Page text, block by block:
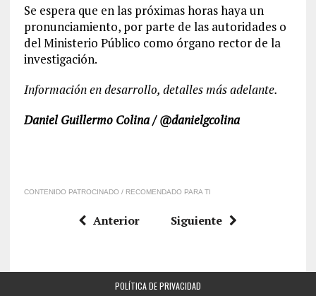
Se espera que en las próximas horas haya un
pronunciamiento, por parte de las autoridades o
del Ministerio Público como órgano rector de la
investigación.
Información en desarrollo, detalles más adelante.
Daniel Guillermo Colina / @danielgcolina
CONTENIDO PATROCINADO / RECOMENDADO PARA TI
Anterior Siguiente
POLÍTICA DE PRIVACIDAD